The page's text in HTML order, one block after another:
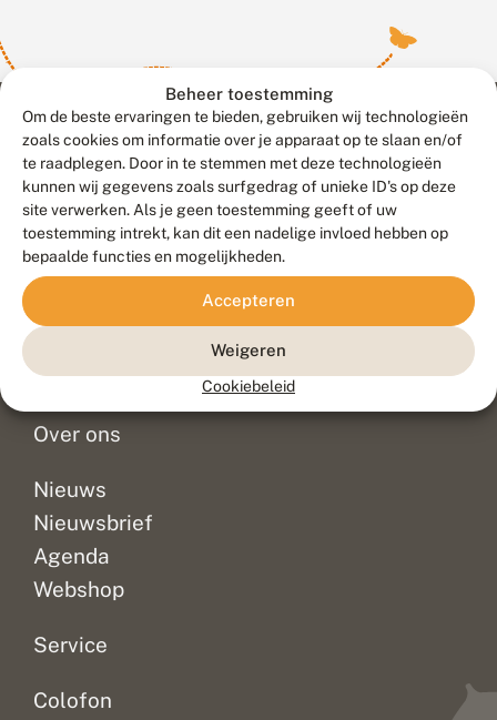
Beheer toestemming
Om de beste ervaringen te bieden, gebruiken wij technologieën
zoals cookies om informatie over je apparaat op te slaan en/of
te raadplegen. Door in te stemmen met deze technologieën
kunnen wij gegevens zoals surfgedrag of unieke ID's op deze
site verwerken. Als je geen toestemming geeft of uw
toestemming intrekt, kan dit een nadelige invloed hebben op
bepaalde functies en mogelijkheden.
Accepteren
Weigeren
Cookiebeleid
Contact
Veelgestelde vragen
Doneer
Over ons
Nieuws
Nieuwsbrief
Agenda
Webshop
Service
Colofon
Meld waarnemingen© 2026 Vlinderstichting
Duurzaam ontwikkeld door
Go2People
, ontworpen door
Blue Field Agency
Privacy
Disclaimer
Sitemap